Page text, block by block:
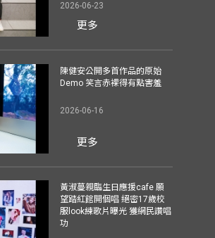
2026-06-23
更多
陳健安公開多首作品的原始
Demo 笑言赤裸得有點害羞
2026-06-16
更多
黃淑蔓親臨生日應援cafe 願
望踏紅館開個唱 絕密17歲校
服look練歌片曝光 獲網民讚唱
功